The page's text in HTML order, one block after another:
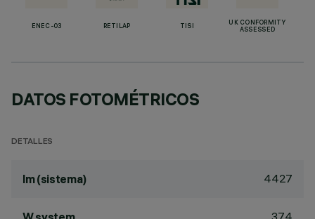
ENEC-03 RETILAP TISI
UK CONFORMITY
ASSESSED
DATOS FOTOMÉTRICOS
DETALLES
lm (sistema) 4427
37.4